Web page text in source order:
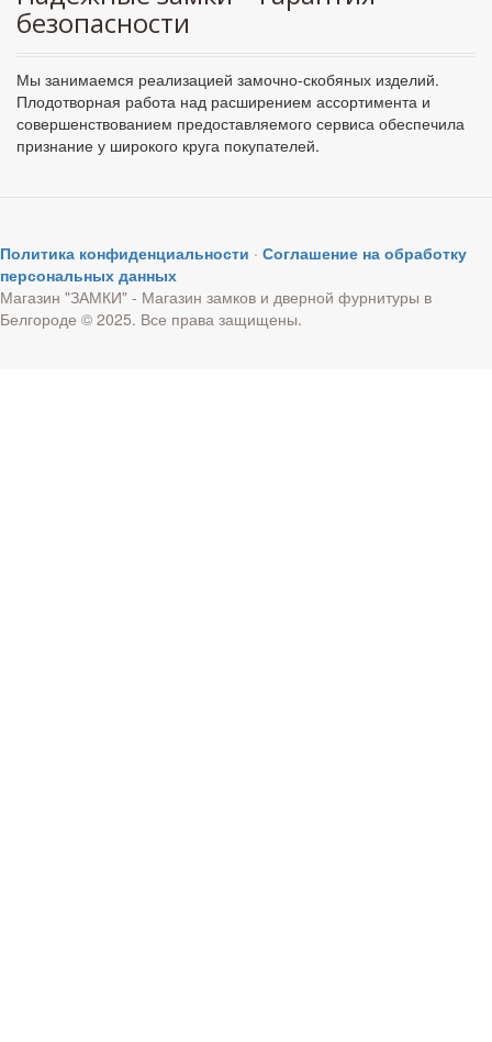
безопасности
Мы занимаемся реализацией замочно-скобяных изделий.
Плодотворная работа над расширением ассортимента и
совершенствованием предоставляемого сервиса обеспечила
признание у широкого круга покупателей.
Политика конфиденциальности · Соглашение на обработку
персональных данных
Магазин "ЗАМКИ" - Магазин замков и дверной фурнитуры в
Белгороде © 2025. Все права защищены.